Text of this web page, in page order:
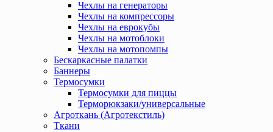
Чехлы на генераторы
Чехлы на компрессоры
Чехлы на еврокубы
Чехлы на мотоблоки
Чехлы на мотопомпы
Бескаркасные палатки
Баннеры
Термосумки
Термосумки для пиццы
Терморюкзаки/универсальные
Агроткань (Агротекстиль)
Ткани